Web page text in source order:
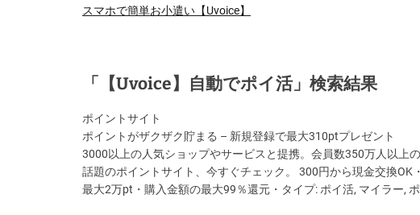
スマホで簡単お小遣い【Uvoice】
「【Uvoice】自動でポイ活」検索結果
ポイントサイト
ポイントがザクザク貯まる – 新規登録で最大310ptプレゼント
3000以上の人気ショップやサービスと提携。会員数350万人以上
話題のポイントサイト、今すぐチェック。 300円から現金交換
最大2万pt・購入金額の最大99％還元・タイプ: ポイ活, マイラー, ポ